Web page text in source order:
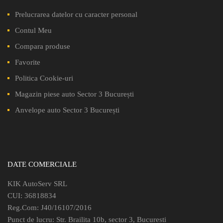
Prelucrarea datelor cu caracter personal
Contul Meu
Compara produse
Favorite
Politica Cookie-uri
Magazin piese auto Sector 3 București
Anvelope auto Sector 3 București
DATE COMERCIALE
KIK AutoServ SRL
CUI: 36818834
Reg.Com: J40/16107/2016
Punct de lucru: Str. Brailita 10b, sector 3, Bucuresti